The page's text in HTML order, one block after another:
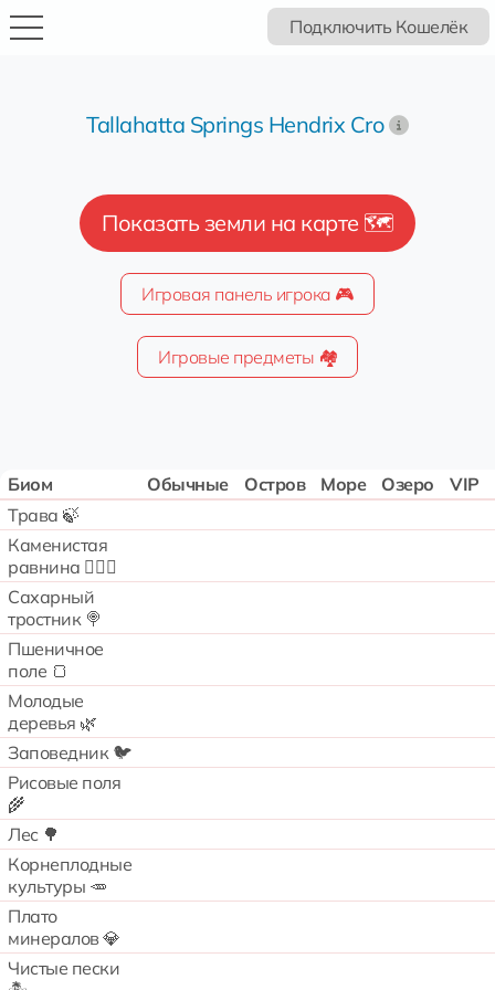
Подключить Кошелёк
Tallahatta Springs Hendrix Cro
Показать земли на карте 🗺️
Игровая панель игрока 🎮
Игровые предметы 🏘️
Биом Обычные Остров Море Озеро
VIP
Трава 🍃
Каменистая
равнина 🧗🏻‍♂️
Сахарный
тростник 🍭
Пшеничное
поле 🍞
Молодые
деревья 🌿
Заповедник 🐦
Рисовые поля
🌾
Лес 🌳
Корнеплодные
культуры 🥕
Плато
минералов 💎
Чистые пески